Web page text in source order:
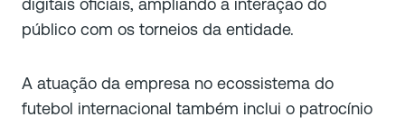
digitais oficiais, ampliando a interação do
público com os torneios da entidade.
A atuação da empresa no ecossistema do
futebol internacional também inclui o patrocínio